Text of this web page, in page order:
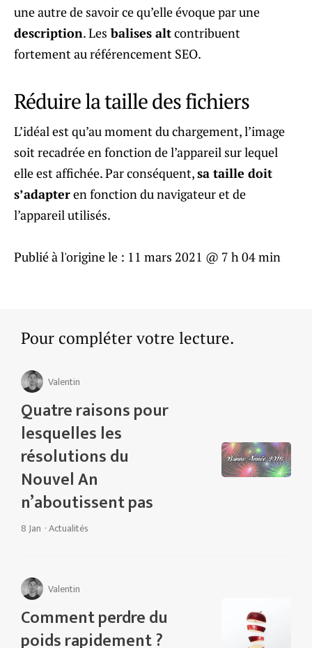
une autre de savoir ce qu’elle évoque par une
description. Les balises altcontribuent
fortement au référencement SEO.
Réduire la taille des fichiers
L’idéal est qu’au moment du chargement, l’image
soit recadrée en fonction de l’appareil sur lequel
elle est affichée. Par conséquent,sa taille doit
s’adapteren fonction du navigateur et de
l’appareil utilisés.
Publié à l'origine le : 11 mars 2021 @ 7 h 04 min
Pour compléter votre lecture.
Valentin
Quatre raisons pour
lesquelles les
résolutions du
Nouvel An
n’aboutissent pas
8 Jan ·Actualités
Valentin
Comment perdre du
poids rapidement ?